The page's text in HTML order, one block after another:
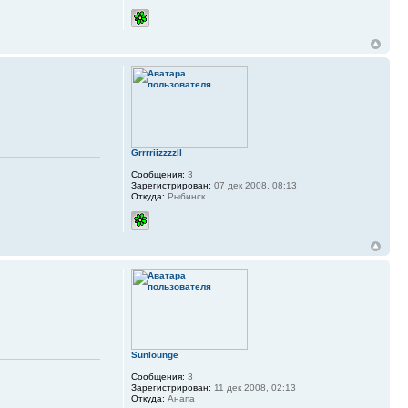
Grrrriizzzzll
Сообщения: 3
Зарегистрирован: 07 дек 2008, 08:13
Откуда: Рыбинск
Sunlounge
Сообщения: 3
Зарегистрирован: 11 дек 2008, 02:13
Откуда: Анапа